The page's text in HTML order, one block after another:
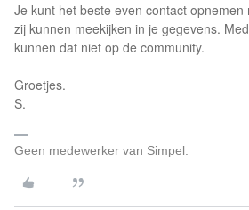
Je kunt het beste even contact opnemen
zij kunnen meekijken in je gegevens.
kunnen dat niet op de community.
Groetjes.
S.
Geen medewerker van Simpel.